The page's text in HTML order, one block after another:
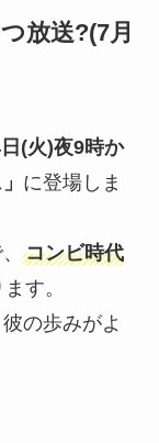
放送?(7月
(火)夜9時か
に登場しま
コンビ時代
す。
の歩みがよ